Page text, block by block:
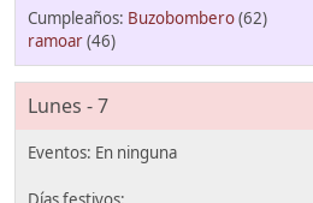
Buzobombero(62)
ramoar(46)
Lunes - 7